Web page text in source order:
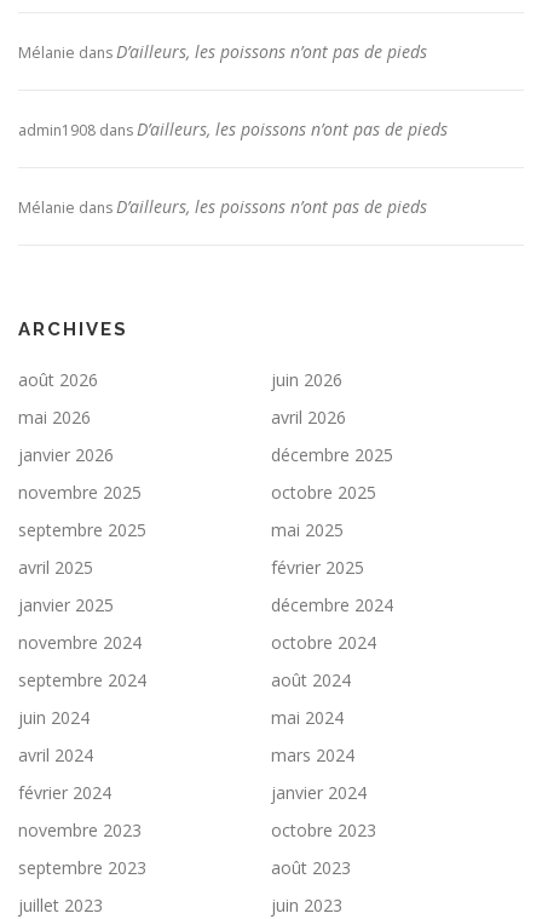
Mélanie dansD’ailleurs, les poissons n’ont pas de pieds
admin1908 dansD’ailleurs, les poissons n’ont pas de pieds
Mélanie dansD’ailleurs, les poissons n’ont pas de pieds
ARCHIVES
août 2026
juin 2026
mai 2026
avril 2026
janvier 2026
décembre 2025
novembre 2025
octobre 2025
septembre 2025
mai 2025
avril 2025
février 2025
janvier 2025
décembre 2024
novembre 2024
octobre 2024
septembre 2024
août 2024
juin 2024
mai 2024
avril 2024
mars 2024
février 2024
janvier 2024
novembre 2023
octobre 2023
septembre 2023
août 2023
juillet 2023
juin 2023